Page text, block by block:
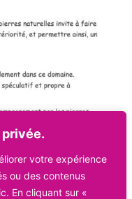
votre expérience
ou des contenus
En cliquant sur «